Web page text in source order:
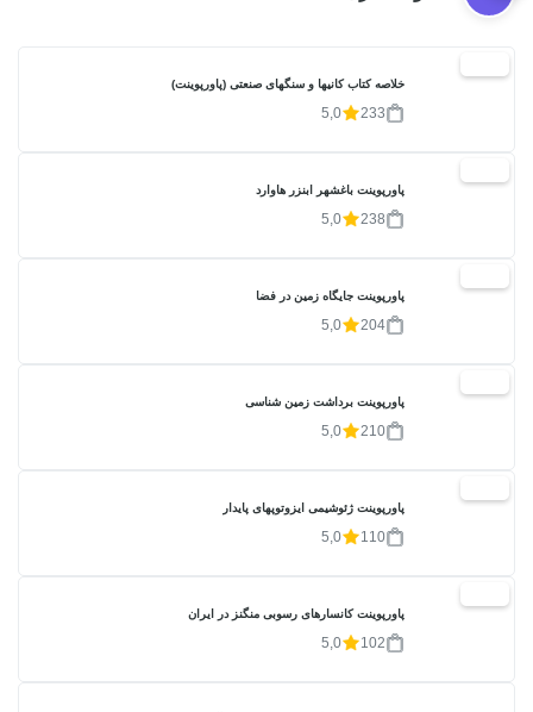
خلاصه کتاب کانیها و سنگهای صنعتی (پاورپوینت)
233
5,0
پاورپوینت باغشهر ابنزر هاوارد
238
5,0
پاورپوینت جایگاه زمین در فضا
204
5,0
پاورپوینت برداشت زمین شناسی
210
5,0
پاورپوینت ژئوشیمی ایزوتوپهای پایدار
110
5,0
پاورپوینت کانسارهای رسوبی منگنز در ایران
102
5,0